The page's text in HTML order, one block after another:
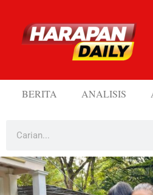
BERITA ANALISIS